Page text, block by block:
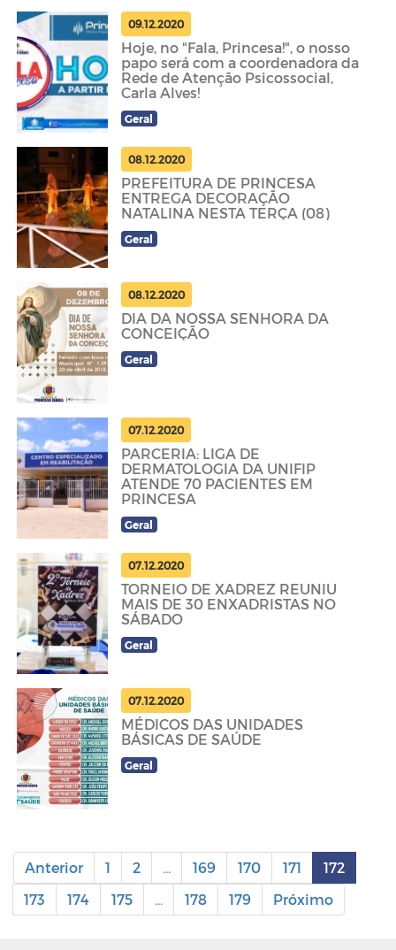
09.12.2020
Hoje, no "Fala, Princesa!", o nosso
papo será com a coordenadora da
Rede de Atenção Psicossocial,
Carla Alves!
Geral
08.12.2020
PREFEITURA DE PRINCESA
ENTREGA DECORAÇÃO
NATALINA NESTA TERÇA (08)
Geral
08.12.2020
DIA DA NOSSA SENHORA DA
CONCEIÇÃO
Geral
07.12.2020
PARCERIA: LIGA DE
DERMATOLOGIA DA UNIFIP
ATENDE 70 PACIENTES EM
PRINCESA
Geral
07.12.2020
TORNEIO DE XADREZ REUNIU
MAIS DE 30 ENXADRISTAS NO
SÁBADO
Geral
07.12.2020
MÉDICOS DAS UNIDADES
BÁSICAS DE SAÚDE
Geral
Anterior 1 2 ... 169 170 171
172
173
174 175 ... 178 179 Próximo